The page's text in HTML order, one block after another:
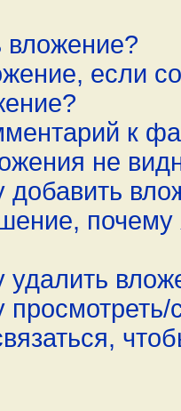
вложение?
если
к
не
добавить
удалить